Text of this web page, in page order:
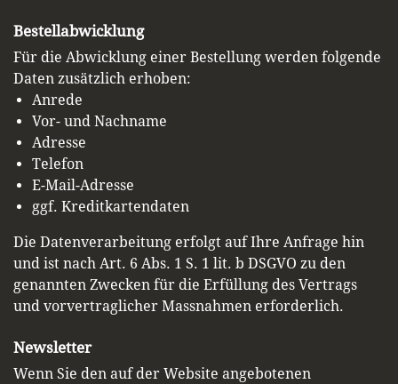
Bestellabwicklung
Für die Abwicklung einer Bestellung werden folgende
Daten zusätzlich erhoben:
Anrede
Vor- und Nachname
Adresse
Telefon
E-Mail-Adresse
ggf. Kreditkartendaten
Die Datenverarbeitung erfolgt auf Ihre Anfrage hin
und ist nach Art. 6 Abs. 1 S. 1 lit. b DSGVO zu den
genannten Zwecken für die Erfüllung des Vertrags
und vorvertraglicher Massnahmen erforderlich.
Newsletter
Wenn Sie den auf der Website angebotenen